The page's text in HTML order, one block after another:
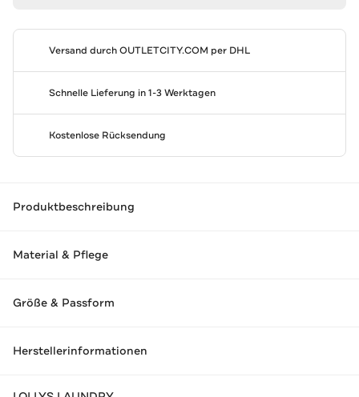
Versand durchOUTLETCITY.COM per DHL
Schnelle Lieferung in 1-3 Werktagen
Kostenlose Rücksendung
Produktbeschreibung
Material & Pflege
Größe & Passform
Herstellerinformationen